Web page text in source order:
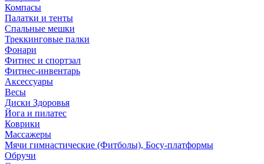
Компасы
Палатки и тенты
Спальные мешки
Треккинговые палки
Фонари
Фитнес и спортзал
Фитнес-инвентарь
Аксессуары
Весы
Диски Здоровья
Йога и пилатес
Коврики
Массажеры
Мячи гимнастические (Фитболы), Босу-платформы
Обручи